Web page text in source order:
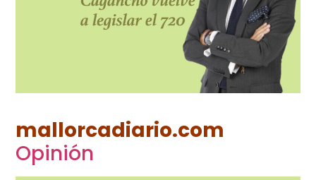
mallorcadiario.com
Opinión